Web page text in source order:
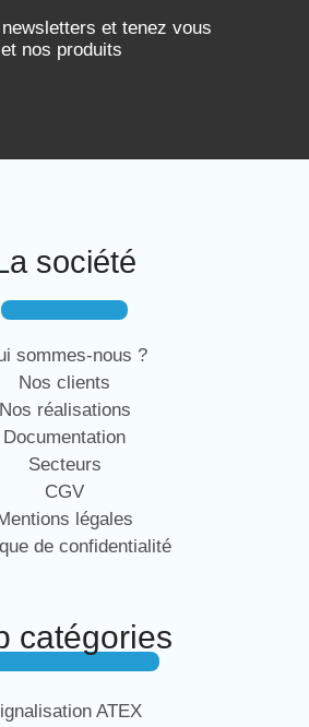
et tenez vous
nos produits
société
sommes-nous ?
Nos clients
Nos réalisations
Documentation
Secteurs
CGV
légales
de confidentialité
catégories
ATEX